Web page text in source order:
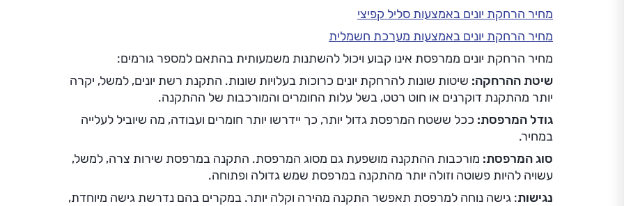
מחיר הרחקת יונים באמצעות סליל קפיצי
מחיר הרחקת יונים באמצעות מערכת חשמלית
מחיר הרחקת יונים ממרפסת אינו קבוע ויכול להשתנות משמעותית בהתאם למספר גורמים:
שיטת ההרחקה: שיטות שונות להרחקת יונים כרוכות בעלויות שונות. התקנת רשת יונים, למשל, יקרה
יותר מהתקנת דוקרנים או חוט רטט, בשל עלות החומרים והמורכבות של ההתקנה.
גודל המרפסת: ככל ששטח המרפסת גדול יותר, כך יידרשו יותר חומרים ועבודה, מה שיוביל לעלייה
במחיר.
סוג המרפסת: מורכבות ההתקנה מושפעת גם מסוג המרפסת. התקנה במרפסת שירות צרה, למשל,
עשויה להיות פשוטה וזולה יותר מהתקנה במרפסת שמש גדולה ופתוחה.
נגישות: גישה נוחה למרפסת תאפשר התקנה מהירה וקלה יותר. במקרים בהם נדרשת גישה מיוחדת,